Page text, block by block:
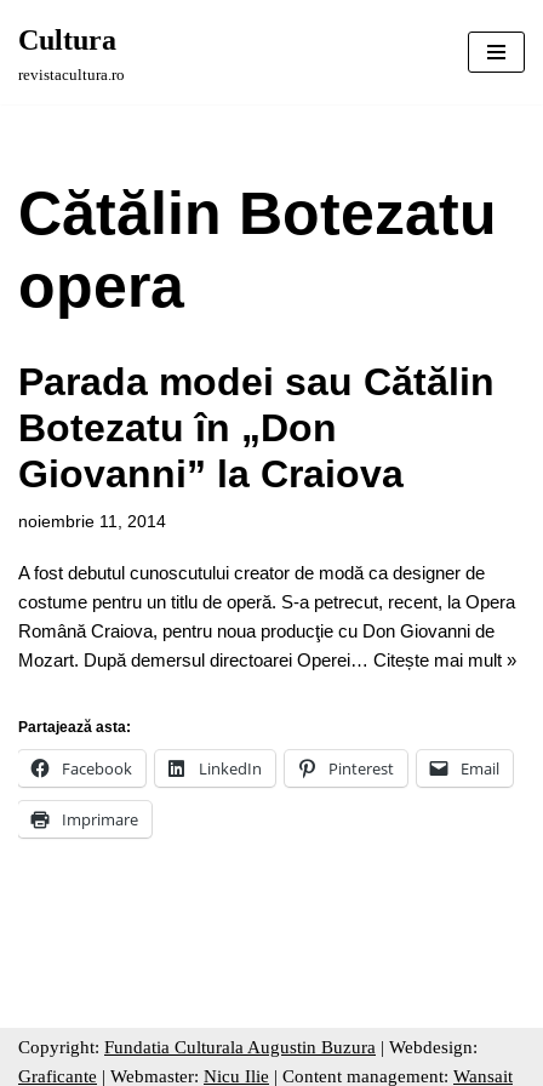
Sari
Cultura
revistacultura.ro
Cătălin Botezatu
opera
Parada modei sau Cătălin
Botezatu în „Don
Giovanni” la Craiova
noiembrie 11, 2014
A fost debutul cunoscutului creator de modă ca designer de
costume pentru un titlu de operă. S-a petrecut, recent, la Opera
Română Craiova, pentru noua producţie cu Don Giovanni de
Mozart. După demersul directoarei Operei… Citește mai mult »
Partajează asta:
Facebook LinkedIn Pinterest Email
Imprimare
Copyright: Fundatia Culturala Augustin Buzura | Webdesign:
Graficante | Webmaster: Nicu Ilie | Content management: Wansait